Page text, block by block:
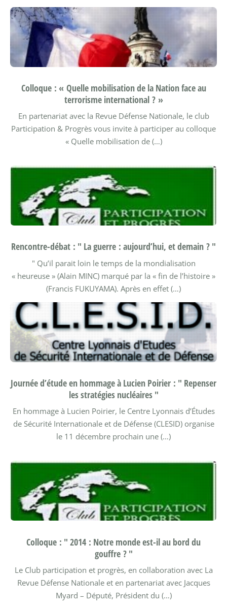
Colloque : « Quelle mobilisation de la Nation face au
terrorisme international ? »
En partenariat avec la Revue Défense Nationale, le club
Participation & Progrès vous invite à participer au colloque
« Quelle mobilisation de (…)
Rencontre-débat : " La guerre : aujourd’hui, et demain ? "
" Qu’il parait loin le temps de la mondialisation
« heureuse » (Alain MINC) marqué par la « fin de l’histoire »
(Francis FUKUYAMA). Après en effet (…)
Journée d’étude en hommage à Lucien Poirier : " Repenser
les stratégies nucléaires "
En hommage à Lucien Poirier, le Centre Lyonnais d’Études
de Sécurité Internationale et de Défense (CLESID) organise
le 11 décembre prochain une (…)
Colloque : " 2014 : Notre monde est-il au bord du
gouffre ? "
Le Club participation et progrès, en collaboration avec La
Revue Défense Nationale et en partenariat avec Jacques
Myard – Député, Président du (…)